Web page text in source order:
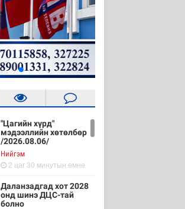
"Цагийн хүрд"
мэдээллийн хөтөлбөр
/2026.08.06/
Нийгэм
2 цаг 30 минутын өмнө
Даланзадгад хот 2028
онд шинэ ДЦС-тай
болно